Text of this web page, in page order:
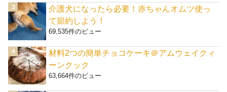
介護犬になったら必要！赤ちゃんオムツ使っ
て節約しよう！
69,535件のビュー
材料2つの簡単チョコケーキ＠アムウェイクィ
ーンクック
63,664件のビュー